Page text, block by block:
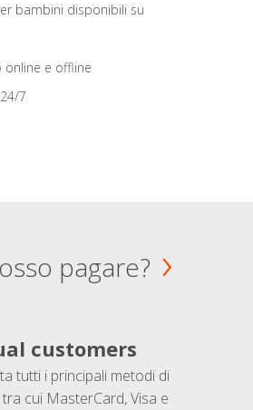
bambini disponibili su
online e offline
7
pagare?
customers
tutti i principali metodi di
cui MasterCard, Visa e